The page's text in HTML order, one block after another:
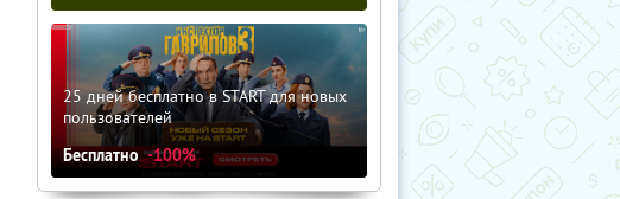
25 дней бесплатно в START для новых
пользователей
Бесплатно -100%